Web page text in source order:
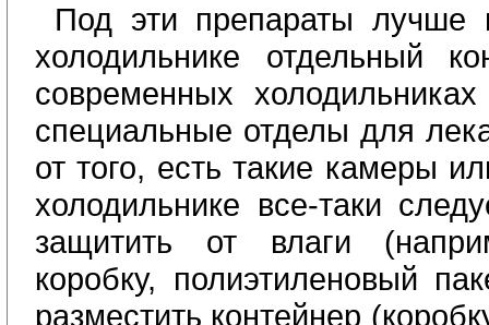
Под эти препараты лучше
холодильнике отдельный
современных
специальные отделы для
от того, есть такие камеры
холодильнике все-таки
защитить от влаги
коробку, полиэтиленовый
разместить контейнер